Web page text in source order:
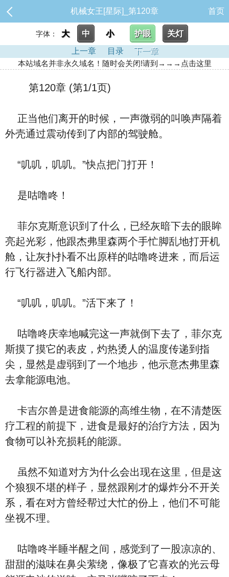
机械女王[星际]_第120章 首页
字体： 大 中 小 护眼
关灯
上一章
目录
下一章
本站域名并非永久域名！随时会关闭!请到→→→点击这里
第120章 (第1/1页)
正当他们离开的时候，一声微弱的叫唤声隔着
外壳通过震动传到了内部的驾驶舱。
“叽叽，叽叽。”快点把门打开！
是咕噜咚！
菲尔克斯意识到了什么，已经灰暗下去的眼眸
亮起光彩，他跟杰弗里森两个手忙脚乱地打开机
舱，让灰扑扑看不出原样的咕噜咚进来，而后运
行飞行器进入飞船内部。
“叽叽，叽叽。”活下来了！
咕噜咚庆幸地喊完这一声就倒下去了，菲尔克
斯摸了摸它的表皮，灼热烫人的温度传递到指
尖，显然是虚弱到了一个地步，他示意杰弗里森
去拿能源电池。
卡吉尔兽是进食能源的高维生物，在不清楚医
疗工程的前提下，进食是最好的治疗方法，因为
食物可以补充损耗的能源。
虽然不知道对方为什么会出现在这里，但是这
个狼狈不堪的样子，显然跟刚才的爆炸分不开关
系，看在对方曾经帮过大忙的份上，他们不可能
坐视不理。
咕噜咚半睡半醒之间，感觉到了一股凉凉的、
甜甜的滋味在鼻尖萦绕，像极了它喜欢的光云母